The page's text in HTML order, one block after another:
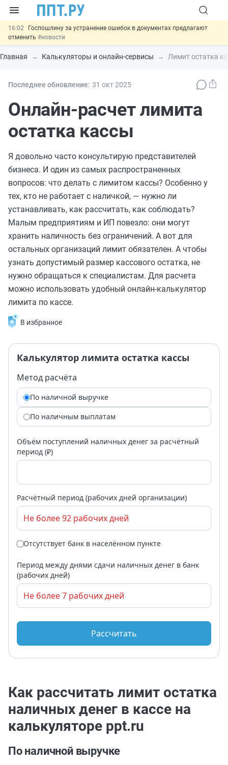
16:02
Госпошлину за устранение ошибок в документах предлагают
отменить #новости
15:25 Изменят правила контроля за подрядчиками ИЖС с эскроу-
счетами
#новости
14:02 Основания для выдворения иностранцев из России стало
11:31
Важно
отношений#новости
Главная Калькуляторы и онлайн-сервисы Лимит остатка
Последнее обновление: 31 окт2025
Онлайн-расчет лимита
остатка кассы
Я довольно часто консультирую представителей
бизнеса. И один из самых распространенных
вопросов: что делать с лимитом кассы? Особенно у
тех, кто не работает с наличкой, — нужно ли
устанавливать, как рассчитать, как соблюдать?
Малым предприятиям и ИП повезло: они могут
хранить наличность без ограничений. А вот для
остальных организаций лимит обязателен. А чтобы
узнать допустимый размер кассового остатка, не
нужно обращаться к специалистам. Для расчета
можно использовать удобный онлайн-калькулятор
лимита по кассе.
В избранное
Калькулятор лимита остатка кассы
Метод расчёта
По наличной выручке
По наличным выплатам
Объём поступлений наличных денег за расчётный
период (₽)
Расчётный период (рабочих дней организации)
Отсутствует банк в населённом пункте
Период между днями сдачи наличных денег в банк
(рабочих дней)
Рассчитать
Как рассчитать лимит остатка
наличных денег в кассе на
калькуляторе ppt.ru
По наличной выручке